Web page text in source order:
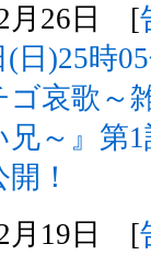
月26日 [
(日)25時
ゴ哀歌～
兄～』第
！
月19日 [